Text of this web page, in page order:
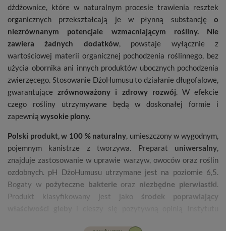
dżdżownice, które w naturalnym procesie trawienia resztek
organicznych przekształcają je w płynną substancję o
niezrównanym potencjale wzmacniającym rośliny. Nie
zawiera żadnych dodatków, powstaje wyłącznie z
wartościowej materii organicznej pochodzenia roślinnego, bez
użycia obornika ani innych produktów ubocznych pochodzenia
zwierzęcego. Stosowanie DżoHumusu to działanie długofalowe,
gwarantującezrównoważony i zdrowy rozwój. W efekcie
czego rośliny utrzymywane będą w doskonałej formie i
zapewnią wysokie plony.
Polski produkt, w 100 % naturalny, umieszczony w wygodnym,
pojemnym kanistrze z tworzywa. Preparat uniwersalny,
znajduje zastosowanie w uprawie warzyw, owoców oraz roślin
ozdobnych. pH DżoHumusu utrzymane jest na poziomie 6,5.
Bogaty w pożyteczne bakterie oraz niezbędne pierwiastki.
Produkt klasyfikowany jest jako środek poprawiający